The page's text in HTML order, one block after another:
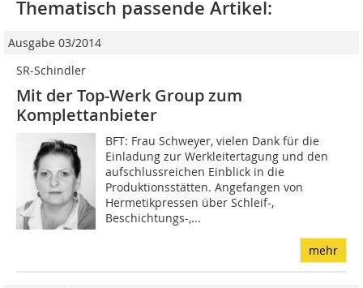
Thematisch passende Artikel:
Ausgabe 03/2014
SR-Schindler
Mit der Top-Werk Group zum
Komplettanbieter
BFT: Frau Schweyer, vielen Dank für die
Einladung zur Werkleitertagung und den
aufschlussreichen Einblick in die
Produktionsstätten. Angefangen von
Hermetikpressen über Schleif-,
Beschichtungs-,...
mehr